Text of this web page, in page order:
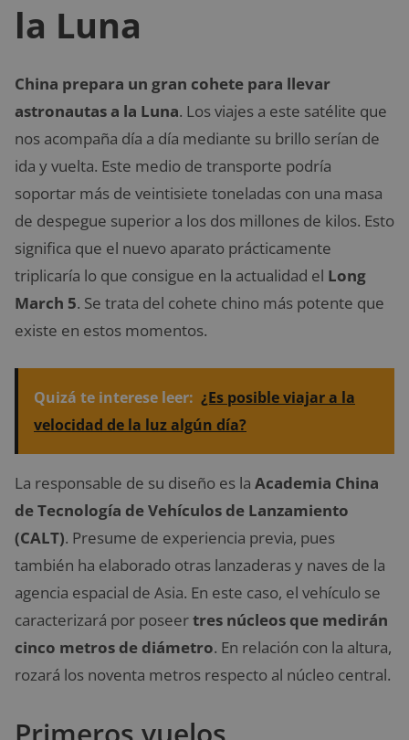
la Luna
China prepara un gran cohete para llevar
astronautas a la Luna. Los viajes a este satélite que
nos acompaña día a día mediante su brillo serían de
ida y vuelta. Este medio de transporte podría
soportar más de veintisiete toneladas con una masa
de despegue superior a los dos millones de kilos. Esto
significa que el nuevo aparato prácticamente
triplicaría lo que consigue en la actualidad el Long
March 5. Se trata del cohete chino más potente que
existe en estos momentos.
Quizá te interese leer: ¿Es posible viajar a la
velocidad de la luz algún día?
La responsable de su diseño es la Academia China
de Tecnología de Vehículos de Lanzamiento
(CALT). Presume de experiencia previa, pues
también ha elaborado otras lanzaderas y naves de la
agencia espacial de Asia. En este caso, el vehículo se
caracterizará por poseertres núcleos que medirán
cinco metros de diámetro. En relación con la altura,
rozará los noventa metros respecto al núcleo central.